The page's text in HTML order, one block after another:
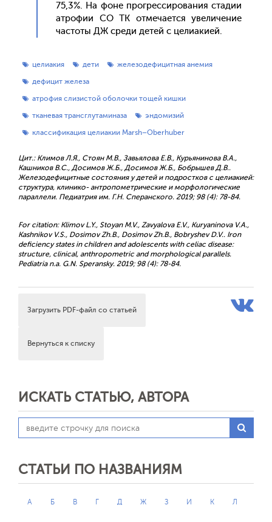
75,3%. На фо­не прог­ресси­рова­ния ста­дии
ат­ро­фии СО ТК от­ме­ча­ет­ся уве­личе­ние
час­то­ты ДЖ сре­ди де­тей с це­ли­аки­ей.
целиакия дети
железодефицитная анемия
дефицит железа
атрофия слизистой оболочки тощей кишки
тканевая трансглутаминаза
эндомизий
классификация целиакии Marsh–Оberhuber
Цит.: Климов Л.Я., Стоян М.В., Завьялова Е.В., Курьянинова В.А.,
Кашников В.С., Досимов Ж.Б., Досимов Ж.Б., Бобрышев Д.В..
Железодефицитные состояния у детей и подростков с целиакией:
структура, клинико- антропометрические и морфологические
параллели. Педиатрия им. Г.Н. Сперанского. 2019; 98 (4): 78-84.
For citation: Klimov L.Y., Stoyan M.V., Zavyalova E.V., Kuryaninova V.A.,
Kashnikov V.S., Dosimov Zh.B., Dosimov Zh.B., Bobryshev D.V.. Iron
deficiency states in children and adolescents with celiac disease:
structure, clinical, anthropometric and morphological parallels.
Pediatria n.a. G.N. Speransky. 2019; 98 (4): 78-84.
Загрузить PDF-файл со статьей
Вернуться к списку
ИСКАТЬ СТАТЬЮ, АВТОРА
СТАТЬИ ПО НАЗВАНИЯМ
А Б В Г Д Ж З И К Л